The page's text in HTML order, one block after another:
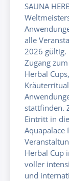
SAUNA
alle
2026 gültig.
Zugang
Herbal
stattfinden.
Eintritt in
Aquapalace
Herbal Cup
voller
und